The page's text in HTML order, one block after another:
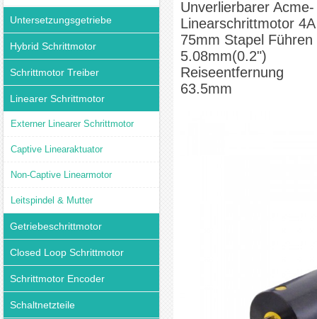
Untersetzungsgetriebe
Hybrid Schrittmotor
Schrittmotor Treiber
Linearer Schrittmotor
Externer Linearer Schrittmotor
Captive Linearaktuator
Non-Captive Linearmotor
Leitspindel & Mutter
Getriebeschrittmotor
Closed Loop Schrittmotor
Schrittmotor Encoder
Schaltnetzteile
Unverlierbarer Acme-
Linearschrittmotor 4A
75mm Stapel Führen
5.08mm(0.2")
Reiseentfernung
63.5mm